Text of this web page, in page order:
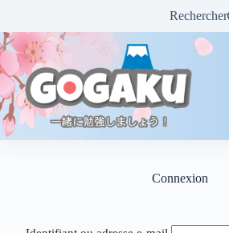
Rechercher
Connexion